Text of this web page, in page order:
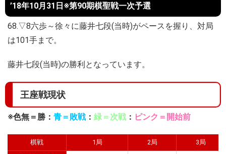
’18年10月31日※第90期棋聖戦一次予選
68.▽8六歩～徐々に藤井七段(当時)がペースを握り、対局
は101手まで。
藤井七段(当時)の勝利となっています。
王座戦現状
※色無＝勝： 青＝敗戦： 緑＝次戦 ： ピンク＝開始前
棋戦 1局 2局 3局